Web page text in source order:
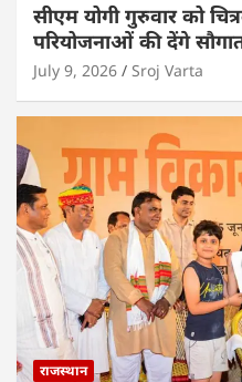
सीएम योगी गुरुवार को
परियोजनाओं की देंगे
July 9, 2026 Sroj Varta
राजस्थान